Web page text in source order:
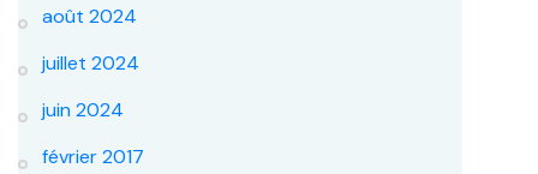
août 2024
juillet 2024
juin 2024
février 2017